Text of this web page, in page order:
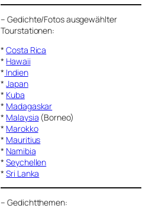
–Gedichte/Fotos ausgewählter
Tourstationen:
*Costa Rica
* Hawaii
* Indien
*Japan
* Kuba
* Madagaskar
* Malaysia (Borneo)
* Marokko
* Mauritius
* Namibia
*Seychellen
*Sri Lanka
–Gedichtthemen: